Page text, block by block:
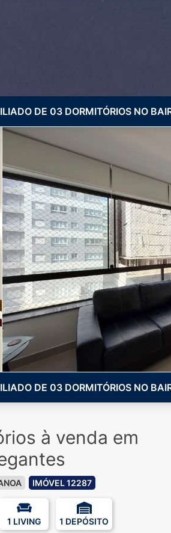
DE 03 DORMITÓRIOS NO
DE 03 DORMITÓRIOS NO
à venda em
IMÓVEL 12287
1 LIVING 1 DEPÓSITO